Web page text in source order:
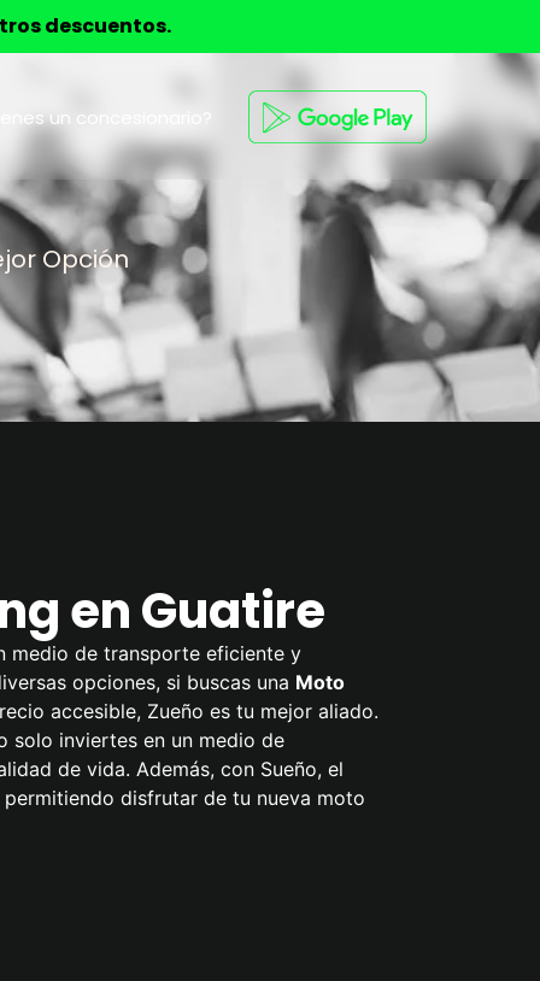
descuentos.
un concesionario?
Opción
en Guatire
medio de transporte eficiente y
opciones, si buscas una Moto
accesible, Zueño es tu mejor aliado.
solo inviertes en un medio de
de vida. Además, con Sueño, el
disfrutar de tu nueva moto